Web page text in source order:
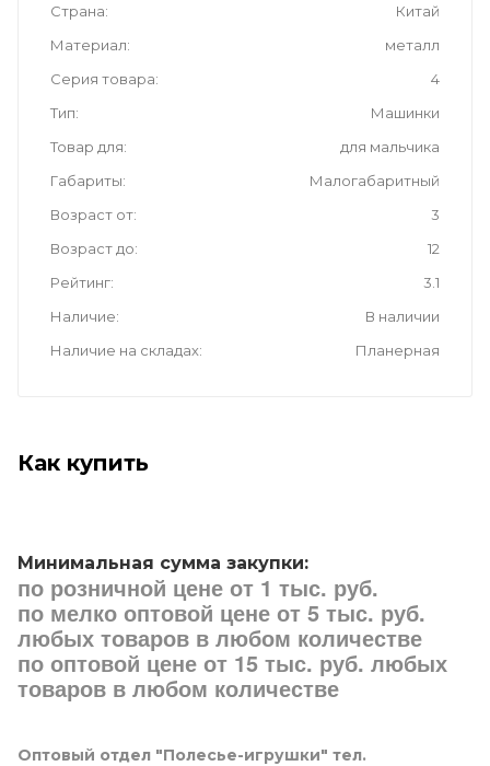
Страна
Китай
Материал
металл
Серия товара
4
Тип
Машинки
Товар для
для мальчика
Габариты
Малогабаритный
Возраст от
3
Возраст до
12
Рейтинг
3.1
Наличие
В наличии
Наличие на складах
Планерная
Как купить
Минимальная сумма закупки:
по розничной цене от 1 тыс. руб.
по мелко оптовой цене от 5 тыс. руб.
любых товаров в любом количестве
по оптовой цене от 15 тыс. руб. любых
товаров в любом количестве
Оптовый отдел "Полесье-игрушки" тел.